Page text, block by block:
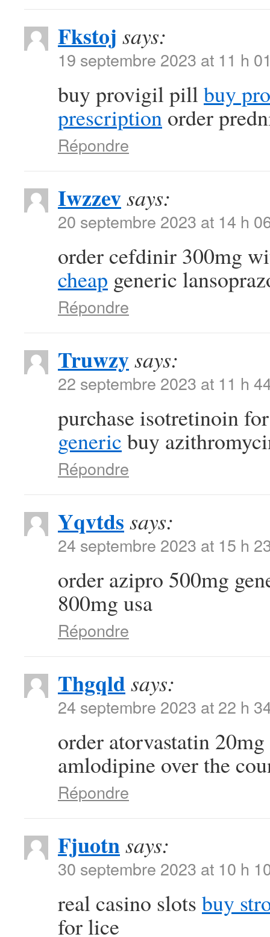
Fkstoj says:
19 septembre 2023 at 11 h
buy provigil pillbuy
prescription order
Répondre
Iwzzevsays:
20 septembre 2023 at 14 h
order cefdinir 300mg
cheap generic
Répondre
Truwzysays:
22 septembre 2023 at 11 h
purchase isotretinoin
generic buy
Répondre
Yqvtds says:
24 septembre 2023 at 15 h
order azipro 500mg
800mg usa
Répondre
Thgqldsays:
24 septembre 2023 at 22 h
order atorvastatin
amlodipine over the
Répondre
Fjuotnsays:
30 septembre 2023 at 10 h
real casino slots buy
for lice